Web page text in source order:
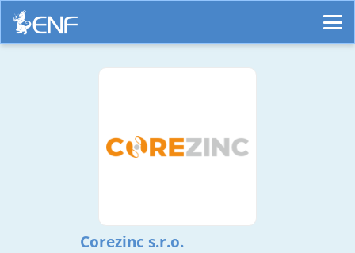
Corezinc s.r.o.